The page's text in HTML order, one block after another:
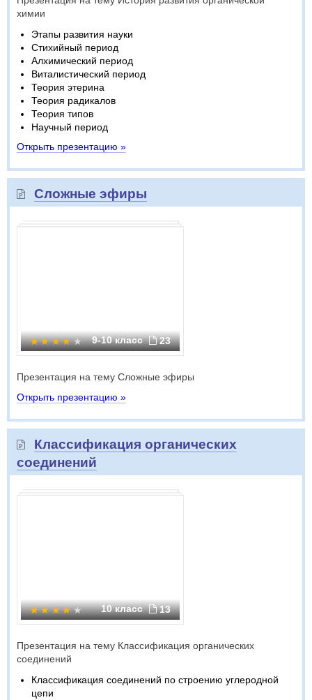
химии
Этапы развития науки
Стихийный период
Алхимический период
Виталистический период
Теория этерина
Теория радикалов
Теория типов
Научный период
Открыть презентацию »
Сложные эфиры
9-10 класс 23
Презентация на тему Сложные эфиры
Открыть презентацию »
Классификация органических
соединений
10 класс 13
Презентация на тему Классификация органических
соединений
Классификация соединений по строению углеродной
цепи